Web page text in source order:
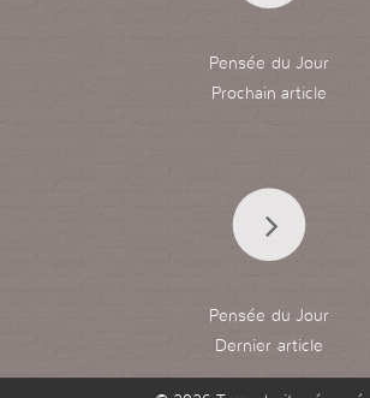
Pensée du Jour
Pensée du Jour